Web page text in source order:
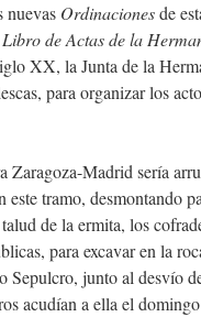
Ordinacionesde
de Actas de la
XX, la Junta de la
para organizar los
Madrid sería
este tramo, desmontando
de la ermita, los
para excavar en la
Sepulcro, junto al desvío
acudían a ella el